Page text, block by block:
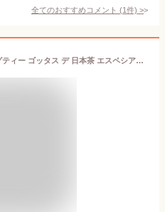
全てのおすすめコメント (1件) >
【日本茶】宇治園 ボトリングティー ゴッタス デ 日本茶 エスペシアル 玉露